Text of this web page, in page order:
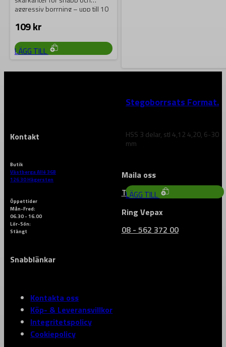
aggressiv borrning – upp till 10
109kr
LÄGG TILL
Stegoborrsats Format.
HSS 3 delar, stl 4,12 4,20, 6-30
mm
1 738kr
LÄGG TILL
Kontakt
Butik
Västberga Allé 36B
126 30 Hägersten
Maila oss
Till vårt kontaktformulär
Öppettider
Mån-Fred:
06.30 - 16.00
Lör-Sön:
Stängt
Ring Vepax
08 - 562 372 00
Snabblänkar
Kontakta oss
Köp- & Leveransvillkor
Integritetspolicy
Cookiepolicy